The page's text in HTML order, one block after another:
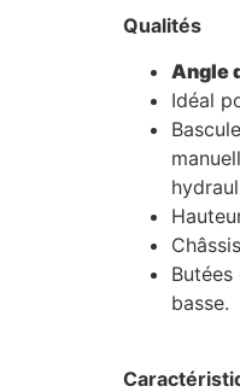
Qualités
Angle
Idéal
basse.